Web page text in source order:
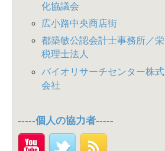
化協議会
広小路中央商店街
都築敏公認会計士事務所／栄
税理士法人
バイオリサーチセンター株式
会社
-----個人の協力者-----